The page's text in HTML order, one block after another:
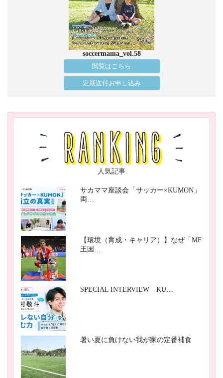
soccermama_vol.58
閲覧はこちら
定期送付お申し込み
人気記事
サカママ座談会「サッカー×KUMON」
両…
【環境（育成・キャリア）】なぜ「MF
王国…
SPECIAL INTERVIEW KU…
暑い夏に負けない我が家の定番補食